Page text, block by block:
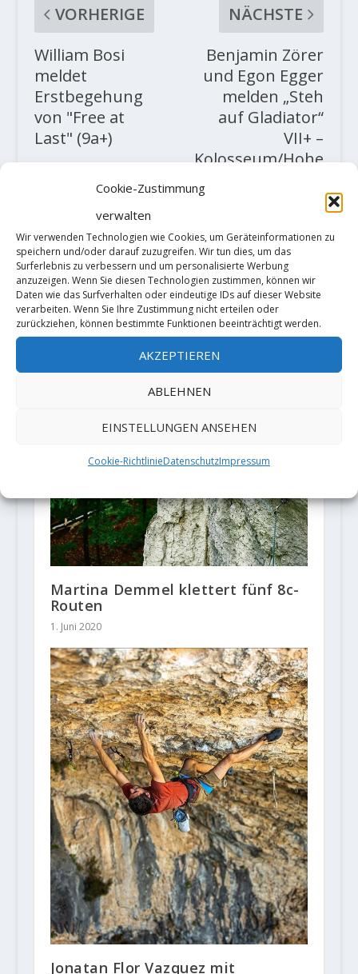
Cookie-Zustimmung
verwalten
Wir verwenden Technologien wie Cookies, um Geräteinformationen zu
speichern und/oder darauf zuzugreifen. Wir tun dies, um das
Surferlebnis zu verbessern und um personalisierte Werbung
anzuzeigen. Wenn Sie diesen Technologien zustimmen, können wir
Daten wie das Surfverhalten oder eindeutige IDs auf dieser Website
verarbeiten. Wenn Sie Ihre Zustimmung nicht erteilen oder
zurückziehen, können bestimmte Funktionen beeinträchtigt werden.
AKZEPTIEREN
ABLEHNEN
EINSTELLUNGEN ANSEHEN
Cookie-RichtlinieDatenschutzImpressum
VORHERIGE
William Bosi
meldet
Erstbegehung
von "Free at
Last" (9a+)
NÄCHSTE
Benjamin Zörer
und Egon Egger
melden „Steh
auf Gladiator“
VII+ –
Kolosseum/Hohe
ZUSAMMENHÄNGENDE POSTS
Martina Demmel klettert fünf 8c-
Routen
1. Juni 2020
Jonatan Flor Vazquez mit